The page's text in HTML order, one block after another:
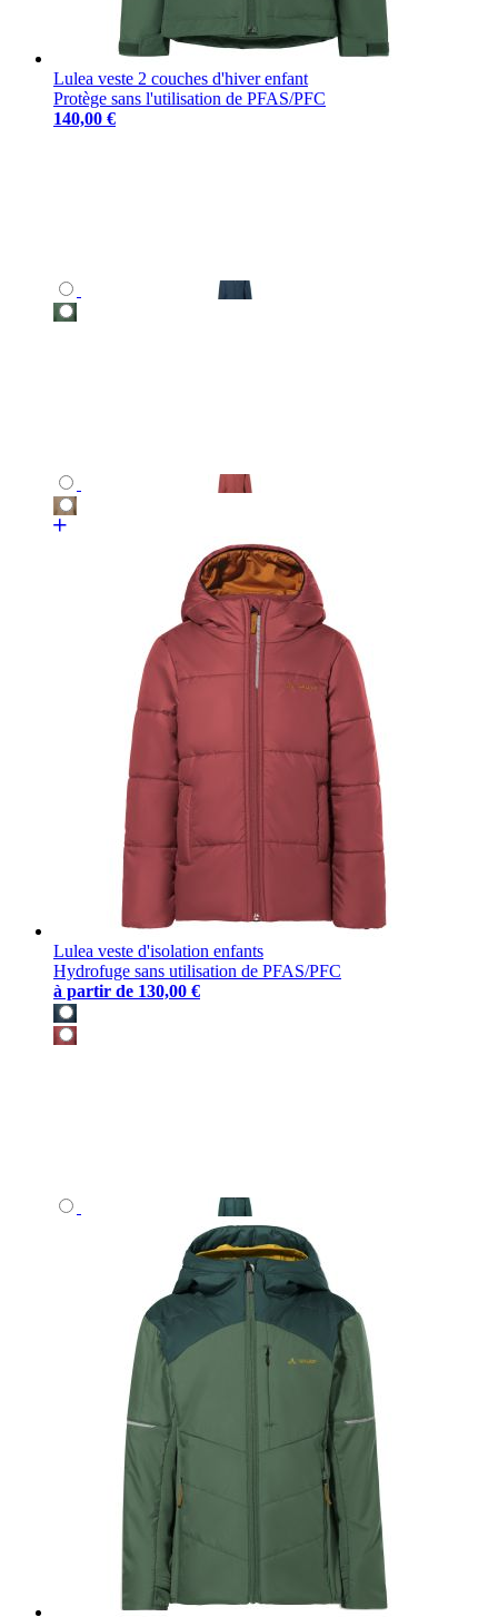
Lulea veste 2 couches d'hiver enfant
Protège sans l'utilisation de PFAS/PFC
140,00 €
Lulea veste d'isolation enfants
Hydrofuge sans utilisation de PFAS/PFC
à partir de 130,00 €